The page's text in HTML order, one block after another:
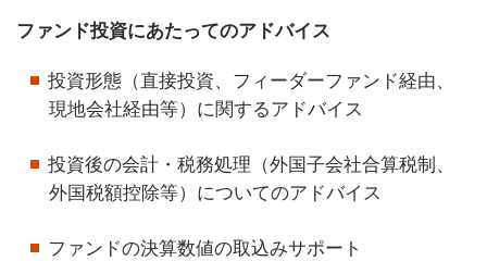
ファンド投資にあたってのアドバイス
投資形態（直接投資、フィーダーファンド経由、
現地会社経由等）に関するアドバイス
投資後の会計・税務処理（外国子会社合算税制、
外国税額控除等）についてのアドバイス
ファンドの決算数値の取込みサポート